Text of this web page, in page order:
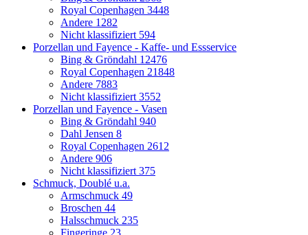
Royal Copenhagen 3448
Andere 1282
Nicht klassifiziert 594
Porzellan und Fayence - Kaffe- und Essservice
Bing & Gröndahl 12476
Royal Copenhagen 21848
Andere 7883
Nicht klassifiziert 3552
Porzellan und Fayence - Vasen
Bing & Gröndahl 940
Dahl Jensen 8
Royal Copenhagen 2612
Andere 906
Nicht klassifiziert 375
Schmuck, Doublé u.a.
Armschmuck 49
Broschen 44
Halsschmuck 235